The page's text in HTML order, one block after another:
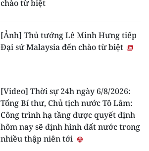
chào từ biệt
[Ảnh] Thủ tướng Lê Minh Hưng tiếp
Đại sứ Malaysia đến chào từ biệt
[Video] Thời sự 24h ngày 6/8/2026:
Tổng Bí thư, Chủ tịch nước Tô Lâm:
Công trình hạ tầng được quyết định
hôm nay sẽ định hình đất nước trong
nhiều thập niên tới